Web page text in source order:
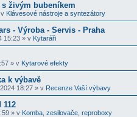
živým bubeníkem
Klávesové nástroje a syntezátory
- Výroba - Servis - Praha
15:23 » v Kytaráři
» v Kytarové efekty
k výbavě
18:27 » v Recenze Vaší výbavy
112
» v Komba, zesilovače, reproboxy